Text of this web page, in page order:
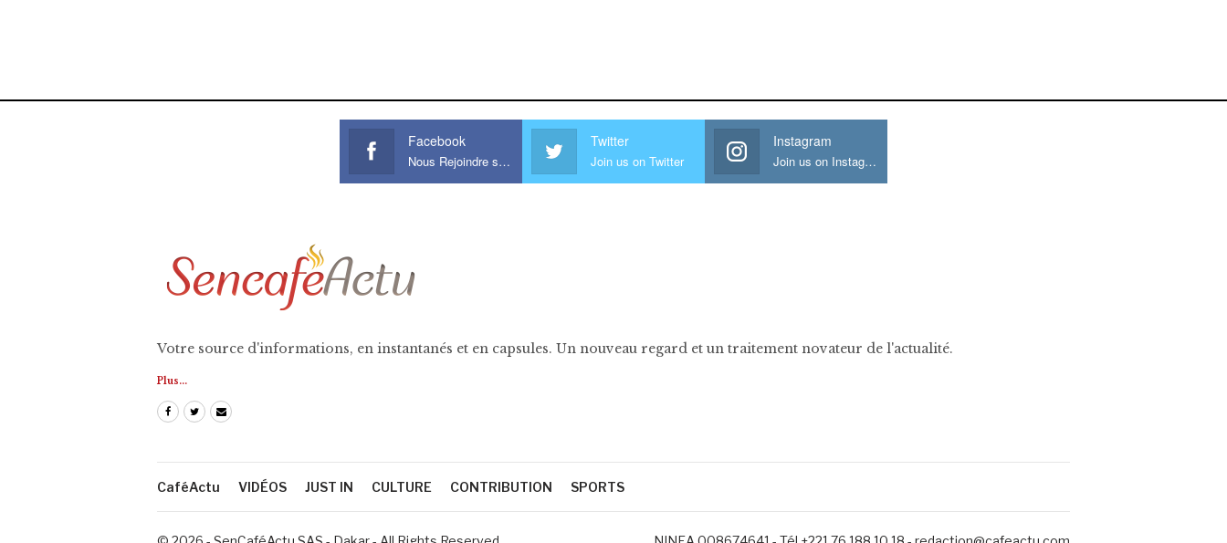
Facebook
Nous Rejoindre sur Facebook
Twitter
Join us on Twitter
Instagram
Join us on Instagram
Votre source d'informations, en instantanés et en capsules. Un nouveau regard et un traitement novateur de l'actualité.
Plus...
CaféActu VIDÉOS JUST IN CULTURE CONTRIBUTION SPORTS